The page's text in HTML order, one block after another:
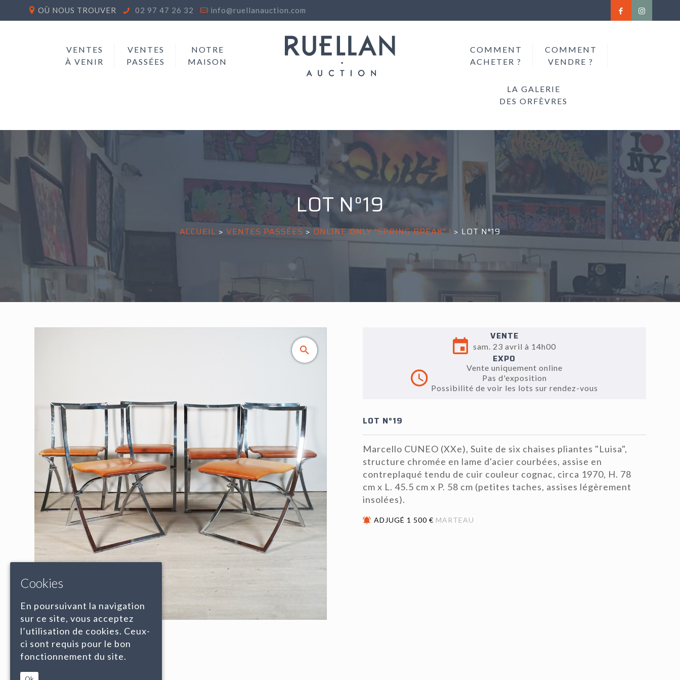
OÙ NOUS TROUVER 02 97 47 26 32 info@ruellanauction.com
VENTES
À VENIR
VENTES
PASSÉES
NOTRE
MAISON
COMMENT
ACHETER ?
COMMENT
VENDRE ?
LA GALERIE
DES ORFÈVRES
LOT N°19
ACCUEIL > VENTES PASSÉES > ONLINE ONLY "SPRING BREAK" ! > LOT N°19
VENTE
sam. 23 avril à 14h00
EXPO
Vente uniquement online
Pas d'exposition
Possibilité de voir les lots sur rendez-vous
LOT N°19
Marcello CUNEO (XXe), Suite de six chaises pliantes "Luisa",
structure chromée en lame d'acier courbées, assise en
contreplaqué tendu de cuir couleur cognac, circa 1970, H. 78
cm x L. 45.5 cm x P. 58 cm (petites taches, assises légèrement
insolées).
ADJUGÉ 1 500 € MARTEAU
Cookies
En poursuivant la navigation
sur ce site, vous acceptez
l’utilisation de cookies. Ceux-
ci sont requis pour le bon
fonctionnement du site.